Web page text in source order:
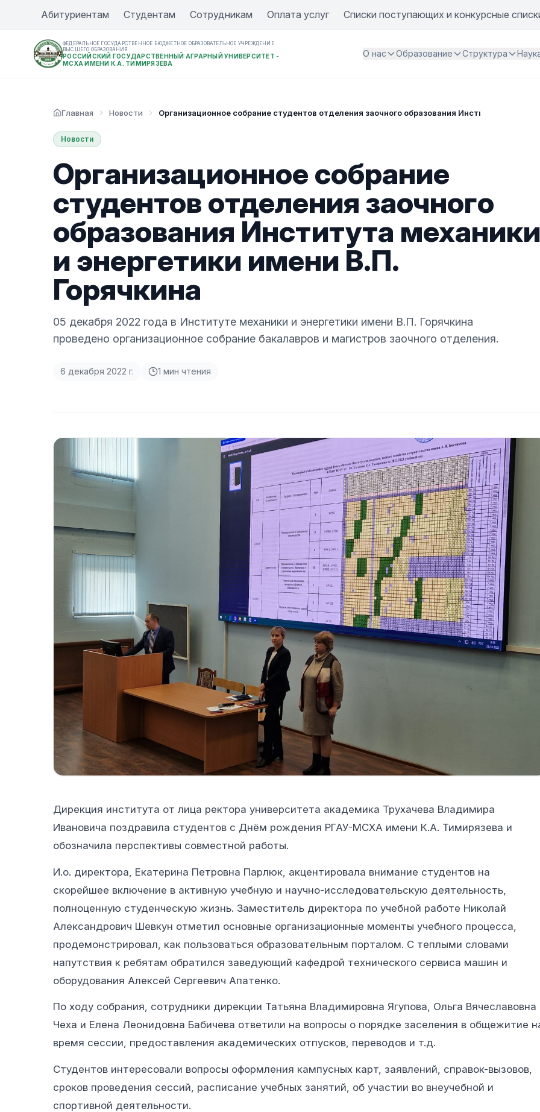
Абитуриентам Студентам Сотрудникам Оплата услуг Списки поступающих и конкурсные
ФЕДЕРАЛЬНОЕ ГОСУДАРСТВЕННОЕ БЮДЖЕТНОЕ ОБРАЗОВАТЕЛЬНОЕ УЧРЕЖДЕНИЕ
ВЫСШЕГО ОБРАЗОВАНИЯ
РОССИЙСКИЙ ГОСУДАРСТВЕННЫЙ АГРАРНЫЙ УНИВЕРСИТЕТ -
МСХА ИМЕНИ К.А. ТИМИРЯЗЕВА
О нас Образование Структура
Главная Новости Организационное собрание студентов отделения заочного образования Института
Новости
Организационное собрание
студентов отделения заочного
образования Института механики
и энергетики имени В.П.
Горячкина
05 декабря 2022 года в Институте механики и энергетики имени В.П. Горячкина
проведено организационное собрание бакалавров и магистров заочного отделения.
6 декабря 2022 г. 1 мин чтения
Дирекция института от лица ректора университета академика Трухачева Владимира
Ивановича поздравила студентов с Днём рождения РГАУ-МСХА имени К.А. Тимирязева и
обозначила перспективы совместной работы.
И.о. директора, Екатерина Петровна Парлюк, акцентировала внимание студентов на
скорейшее включение в активную учебную и научно-исследовательскую деятельность,
полноценную студенческую жизнь. Заместитель директора по учебной работе Николай
Александрович Шевкун отметил основные организационные моменты учебного процесса,
продемонстрировал, как пользоваться образовательным порталом. С теплыми словами
напутствия к ребятам обратился заведующий кафедрой технического сервиса машин и
оборудования Алексей Сергеевич Апатенко.
По ходу собрания, сотрудники дирекции Татьяна Владимировна Ягупова, Ольга Вячеславовна
Чеха и Елена Леонидовна Бабичева ответили на вопросы о порядке заселения в общежитие
время сессии, предоставления академических отпусков, переводов и т.д.
Студентов интересовали вопросы оформления кампусных карт, заявлений, справок-вызовов,
сроков проведения сессий, расписание учебных занятий, об участии во внеучебной и
спортивной деятельности.